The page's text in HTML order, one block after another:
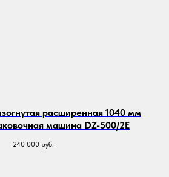
расширенная 1040 мм
машина DZ-500/2E
240 000 руб.